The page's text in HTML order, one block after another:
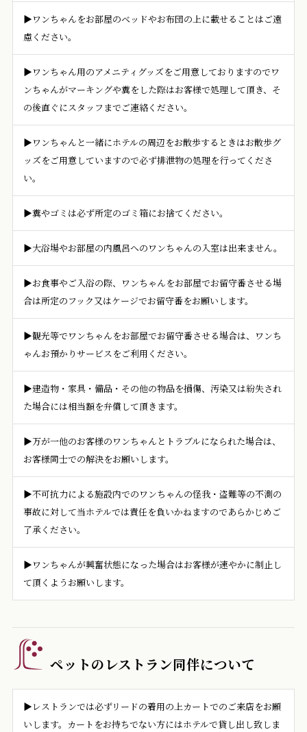
▶ワンちゃんをお部屋のベッドやお布団の上に載せることはご遠
慮ください。
▶ワンちゃん用のアメニティグッズをご用意しておりますのでワ
ンちゃんがマーキングや糞をした際はお客様で処理して頂き、そ
の後直ぐにスタッフまでご連絡ください。
▶ワンちゃんと一緒にホテルの周辺をお散歩するときはお散歩グ
ッズをご用意していますので必ず排泄物の処理を行ってくださ
い。
▶糞やゴミは必ず所定のゴミ箱にお捨てください。
▶大浴場やお部屋の内風呂へのワンちゃんの入室は出来ません。
▶お食事やご入浴の際、ワンちゃんをお部屋でお留守番させる場
合は所定のフック又はケージでお留守番をお願いします。
▶観光等でワンちゃんをお部屋でお留守番させる場合は、ワンち
ゃんお預かりサービスをご利用ください。
▶建造物・家具・備品・その他の物品を損傷、汚染又は紛失され
た場合には相当額を弁償して頂きます。
▶万が一他のお客様のワンちゃんとトラブルになられた場合は、
お客様同士での解決をお願いします。
▶不可抗力による施設内でのワンちゃんの怪我・盗難等の不測の
事故に対して当ホテルでは責任を負いかねますのであらかじめご
了承ください。
▶ワンちゃんが興奮状態になった場合はお客様が速やかに制止し
て頂くようお願いします。
ペットのレストラン同伴について
▶レストランでは必ずリードの着用の上カートでのご来店をお願
いします。カートをお持ちでない方にはホテルで貸し出し致しま